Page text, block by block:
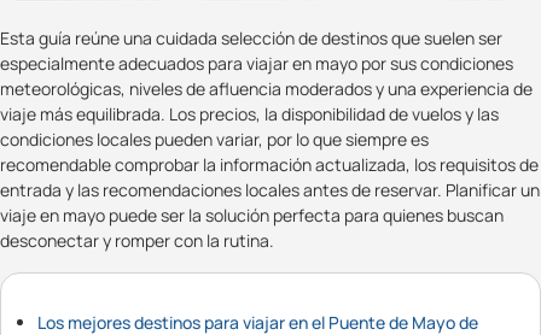
Esta guía reúne una cuidada selección de destinos que suelen ser
especialmente adecuados para viajar en mayo por sus condiciones
meteorológicas, niveles de afluencia moderados y una experiencia de
viaje más equilibrada. Los precios, la disponibilidad de vuelos y las
condiciones locales pueden variar, por lo que siempre es
recomendable comprobar la información actualizada, los requisitos de
entrada y las recomendaciones locales antes de reservar. Planificar un
viaje en mayo puede ser la solución perfecta para quienes buscan
desconectar y romper con la rutina.
Los mejores destinos para viajar en el Puente de Mayo de